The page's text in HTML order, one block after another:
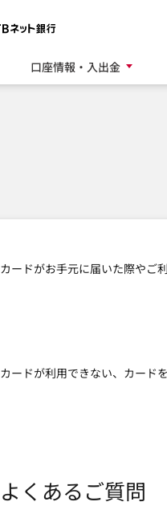
口座情報・入出金
カードがお手元に届いた際やご
カードが利用できない、カード
よくあるご質問